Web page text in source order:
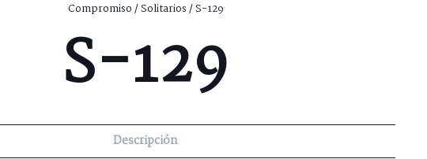
Compromiso/Solitarios/ S-129
S-129
Descripción